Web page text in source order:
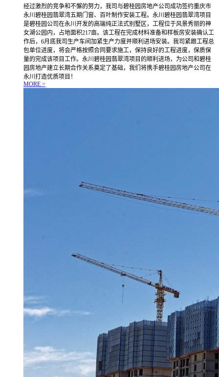
经过激烈的竞争和不懈的努力，我司与碧桂园房地产公司成功签约重庆市
永川碧桂园翡翠湾五期门窗、百叶制作安装工程。永川碧桂园翡翠湾项目
是碧桂园公司在永川开发的高端纯正法式别墅区，工程位于风景秀丽的神
女湖公园内，占地面积217亩。该工程在完成材料准备和样板房安装确认工
作后，6月底我司生产车间加紧生产力度并顺利进场安装。我司紧跟工程总
包单位进度，将会严格按照合同要求施工，保持良好的工程进度，保质保
量的完成该项目工作。永川碧桂园翡翠湾项目的顺利进场，为公司和碧桂
园房地产建立长期合作关系奠定了基础，我们将携手碧桂园房地产公司在
永川打造优质项目！
MORE >